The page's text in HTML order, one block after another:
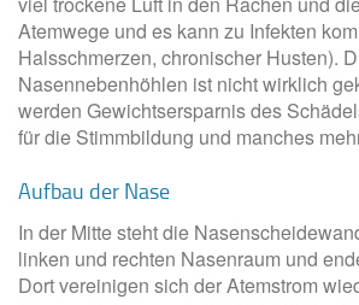
Atemwege und es kann zu Infekten
Halsschmerzen, chronischer Husten).
Nasennebenhöhlen ist nicht wirklich
werden Gewichtsersparnis des
für die Stimmbildung und manches
Aufbau der Nase
In der Mitte steht die
linken und rechten Nasenraum und
Dort vereinigen sich der Atemstrom